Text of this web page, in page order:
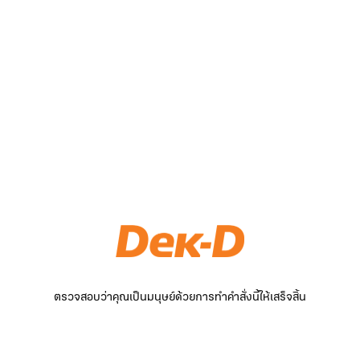
ตรวจสอบว่าคุณเป็นมนุษย์ด้วยการทำคำสั่งนี้ให้เสร็จสิ้น